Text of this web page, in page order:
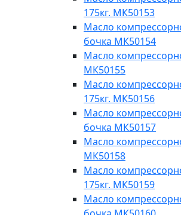
175кг. МК50153
Масло
бочка МК50154
Масло
МК50155
Масло
175кг. МК50156
Масло
бочка МК50157
Масло
МК50158
Масло
175кг. МК50159
Масло